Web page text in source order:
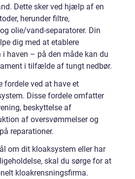
Dette sker ved hjælp af en
herunder filtre,
olie/vand-separatorer. Din
dig med at etablere
haven – på den måde kan du
i tilfælde af tungt nedbør.
fordele ved at have et
Disse fordele omfatter
beskyttelse af
af oversvømmelser og
reparationer.
om dit kloaksystem eller har
skal du sørge for at
kloakrensningsfirma.